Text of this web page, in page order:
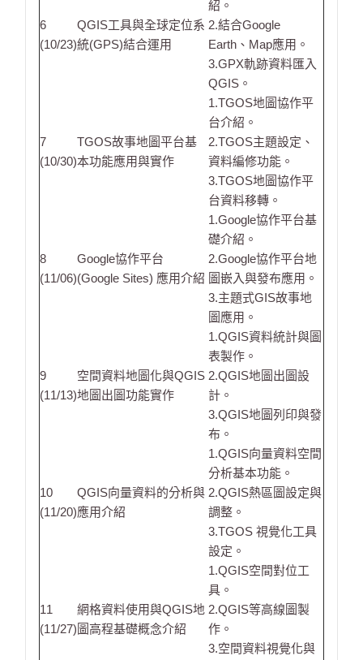
6
(10/23)
QGIS工具與全球定位系
統(GPS)結合運用
紹。
2.結合Google
Earth、Map應用。
3.GPX軌跡資料匯入
QGIS。
7
(10/30)
TGOS故事地圖平台基
本功能應用與實作
1.TGOS地圖協作平
台介紹。
2.TGOS主題設定、
資料編修功能。
3.TGOS地圖協作平
台資料移轉。
8
(11/06)
Google協作平台
(Google Sites) 應用介紹
1.Google協作平台基
礎介紹。
2.Google協作平台地
圖嵌入與發布應用。
3.主題式GIS故事地
圖應用。
9
(11/13)
空間資料地圖化與QGIS
地圖出圖功能實作
1.QGIS資料統計與圖
表製作。
2.QGIS地圖出圖設
計。
3.QGIS地圖列印與發
布。
10
(11/20)
QGIS向量資料的分析與
應用介紹
1.QGIS向量資料空間
分析基本功能。
2.QGIS熱區圖設定與
調整。
3.TGOS 視覺化工具
設定。
11
(11/27)
網格資料使用與QGIS地
圖高程基礎概念介紹
1.QGIS空間對位工
具。
2.QGIS等高線圖製
作。
3.空間資料視覺化與